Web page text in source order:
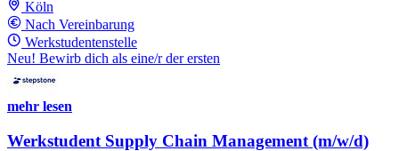
Köln
Nach Vereinbarung
Werkstudentenstelle
Neu! Bewirb dich als eine/r der ersten
mehr lesen
Werkstudent Supply Chain Management (m/w/d)